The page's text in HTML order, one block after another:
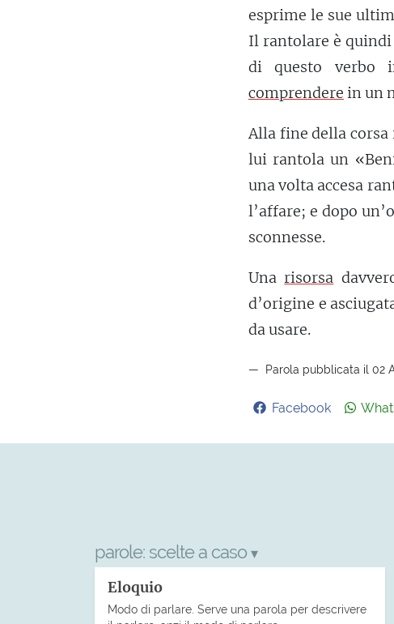
esprime le sue
Il rantolare è
di questo verbo
comprendere in un
Alla fine della corsa
lui rantola un
una volta accesa
l’affare; e dopo
sconnesse.
Una risorsa
d’origine e
da usare.
Parola pubblicata il 02
Facebook
parole: scelte a caso ▾
Eloquio
Modo di parlare. Serve una parola per descrivere